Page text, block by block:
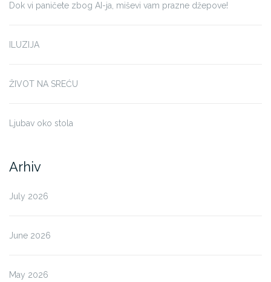
Dok vi paničete zbog AI-ja, miševi vam prazne džepove!
ILUZIJA
ŽIVOT NA SREĆU
Ljubav oko stola
Arhiv
July 2026
June 2026
May 2026